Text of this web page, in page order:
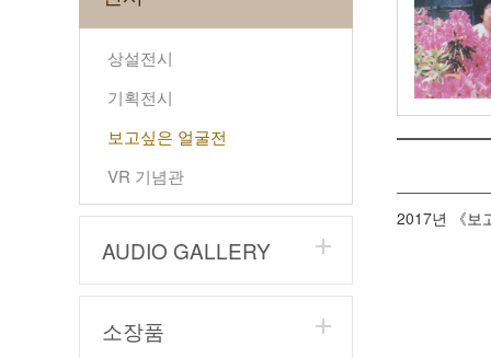
상설전시
기획전시
보고싶은 얼굴전
VR 기념관
AUDIO GALLERY
소장품
2017년 《보